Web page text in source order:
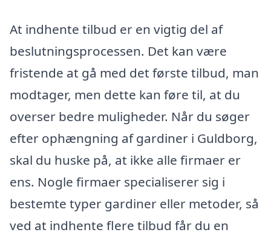
At indhente tilbud er en vigtig del af
beslutningsprocessen. Det kan være
fristende at gå med det første tilbud, man
modtager, men dette kan føre til, at du
overser bedre muligheder. Når du søger
efter ophængning af gardiner i Guldborg,
skal du huske på, at ikke alle firmaer er
ens. Nogle firmaer specialiserer sig i
bestemte typer gardiner eller metoder, så
ved at indhente flere tilbud får du en